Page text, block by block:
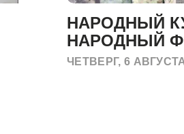
НАРОДНЫЙ
НАРОДНЫЙ
ЧЕТВЕРГ, 6 АВГУСТА